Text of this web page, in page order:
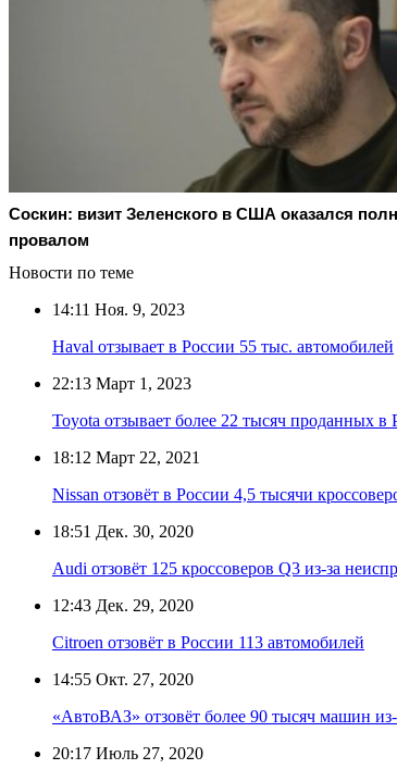
Соскин: визит Зеленского в США оказался
провалом
Новости по теме
14:11 Ноя. 9, 2023
Haval отзывает в России 55 тыс. автомобилей
22:13 Март 1, 2023
Toyota отзывает более 22 тысяч проданных
18:12 Март 22, 2021
Nissan отзовёт в России 4,5 тысячи
18:51 Дек. 30, 2020
Audi отзовёт 125 кроссоверов Q3 из-за
12:43 Дек. 29, 2020
Citroen отзовёт в России 113 автомобилей
14:55 Окт. 27, 2020
«АвтоВАЗ» отзовёт более 90 тысяч машин
20:17 Июль 27, 2020